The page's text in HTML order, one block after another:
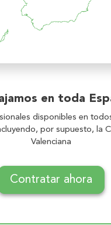
en toda
disponibles en
por supuesto, la
Valenciana
Contratar ahora